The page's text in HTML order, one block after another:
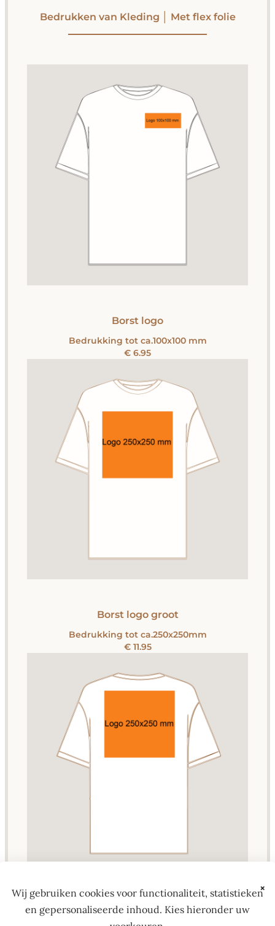
Bedrukken van Kleding │ Met flex folie
Borst logo
Bedrukking tot ca.100x100 mm
€ 6.95
Borst logo groot
Bedrukking tot ca.250x250mm
€ 11.95
Rug logo groot
×
Wij gebruiken cookies voor functionaliteit, statistieken
en gepersonaliseerde inhoud. Kies hieronder uw